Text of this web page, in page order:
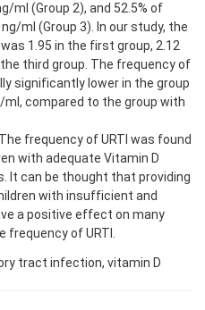
ml (Group 2), and 52.5% of
ml (Group 3). In our study, the
1.95 in the first group, 2.12
third group. The frequency of
significantly lower in the group
compared to the group with
The frequency of URTI was found
with adequate Vitamin D
It can be thought that providing
with insufficient and
a positive effect on many
frequency of URTI.
tract infection, vitamin D